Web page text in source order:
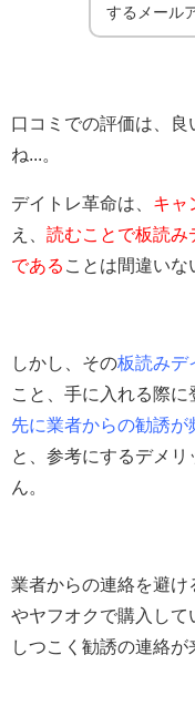
するメール
口コミでの評価は、
ね...。
デイトレ革命は、 キャ
え、 読むことで板読み
である ことは間違いな
しかし、その板読みデ
こと、手に入れる際に
先に業者からの勧誘が
と、参考にするデメ
ん。
業者からの連絡を避け
やヤフオクで購入して
しつこく勧誘の連絡が